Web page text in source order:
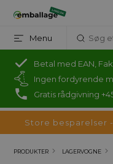
Menu
Betal med EAN,
Ingen fordyrende
Gratis rådgivning
Store besparelser
PRODUKTER LAGERVOGNE